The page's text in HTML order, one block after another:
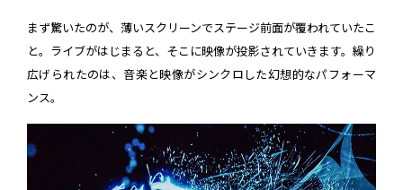
まず驚いたのが、薄いスクリーンでステージ前面が覆われていたこ
と。ライブがはじまると、そこに映像が投影されていきます。繰り
広げられたのは、音楽と映像がシンクロした幻想的なパフォーマ
ンス。